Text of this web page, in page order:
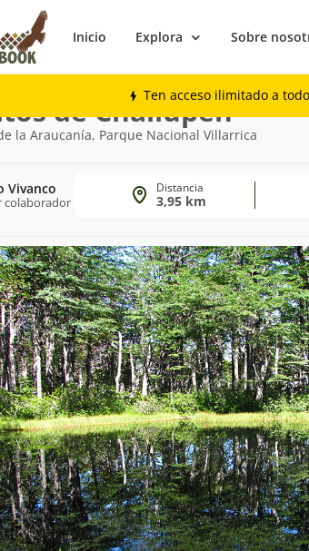
Inicio Explora Sobre
Ten acceso ilimitado a
de Challupén
la Araucanía, Parque Nacional Villarrica
Vivanco
colaborador
Distancia
3,95 km